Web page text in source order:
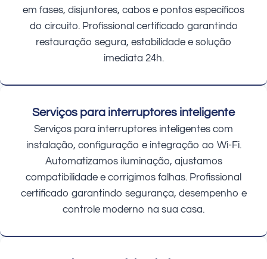
em fases, disjuntores, cabos e pontos específicos
do circuito. Profissional certificado garantindo
restauração segura, estabilidade e solução
imediata 24h.
Serviços para interruptores inteligente
Serviços para interruptores inteligentes com
instalação, configuração e integração ao Wi-Fi.
Automatizamos iluminação, ajustamos
compatibilidade e corrigimos falhas. Profissional
certificado garantindo segurança, desempenho e
controle moderno na sua casa.